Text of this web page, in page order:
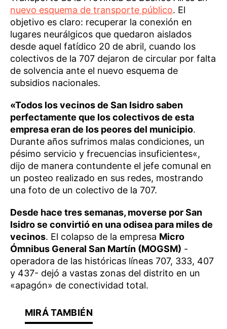
nuevo esquema de transporte público. El
objetivo es claro: recuperar la conexión en
lugares neurálgicos que quedaron aislados
desde aquel fatídico 20 de abril, cuando los
colectivos de la 707 dejaron de circular por falta
de solvencia ante el nuevo esquema de
subsidios nacionales.
«Todos los vecinos de San Isidro saben
perfectamente que los colectivos de esta
empresa eran de los peores del municipio.
Durante años sufrimos malas condiciones, un
pésimo servicio y frecuencias insuficientes«,
dijo de manera contundente el jefe comunal en
un posteo realizado en sus redes, mostrando
una foto de un colectivo de la 707.
Desde hace tres semanas, moverse por San
Isidro se convirtió en una odisea para miles de
vecinos. El colapso de la empresa Micro
Ómnibus General San Martín (MOGSM) -
operadora de las históricas líneas 707, 333, 407
y 437- dejó a vastas zonas del distrito en un
«apagón» de conectividad total.